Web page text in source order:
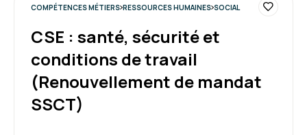
Formation : Connaître et prévenir les risques
COMPÉTENCES MÉTIERS RESSOURCES HUMAINES SOCIAL
CSE : santé, sécurité et
conditions de travail
(Renouvellement de mandat
SSCT)